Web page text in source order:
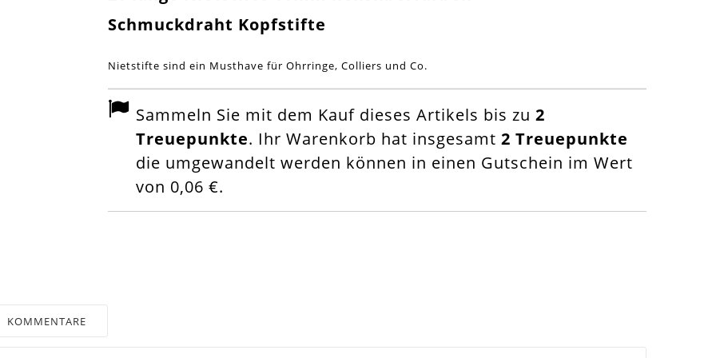
Schmuckdraht Kopfstifte
Nietstifte sind ein Musthave für Ohrringe, Colliers und Co.
Sammeln Sie mit dem Kauf dieses Artikels bis zu 2
Treuepunkte. Ihr Warenkorb hat insgesamt 2 Treuepunkte
die umgewandelt werden können in einen Gutschein im Wert
von 0,06 €.
KOMMENTARE